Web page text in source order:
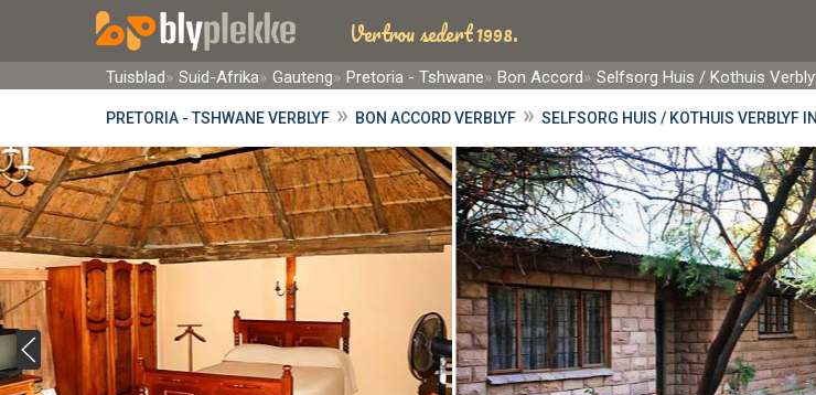
Vertrou sedert 1998.
Tuisblad Suid-Afrika Gauteng Pretoria - Tshwane Bon Accord Selfsorg Huis / Kothuis
PRETORIA - TSHWANE VERBLYF » BON ACCORD VERBLYF » SELFSORG HUIS / KOTHUIS VERBLYF